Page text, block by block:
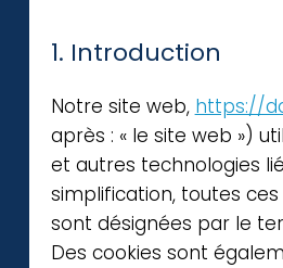
1. Introduction
Notre site web, https://
après : « le site web »)
et autres technologies
simplification, toutes
sont désignées par le
Des cookies sont